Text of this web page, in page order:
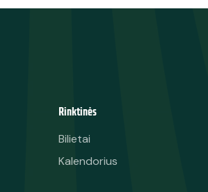
Rinktinės
Bilietai
Kalendorius